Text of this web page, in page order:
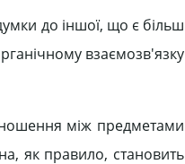
до іншої, що є більш
взаємозв'язку
між предметами
як правило, становить